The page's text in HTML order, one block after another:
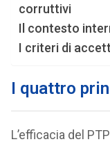
corruttivi
Il contesto
I criteri di
I quattro
L’efficacia del